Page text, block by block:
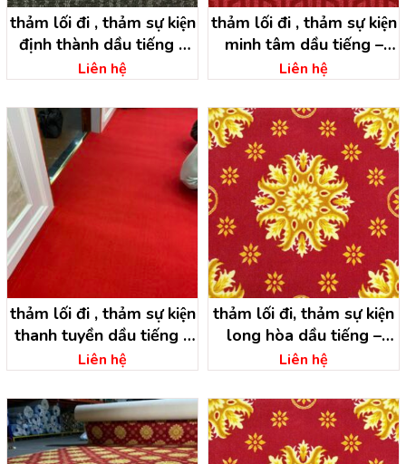
thảm lối đi , thảm sự kiện
định thành dầu tiếng –
bình dương
Liên hệ
thảm lối đi , thảm sự kiện
minh tâm dầu tiếng –
bình dương
Liên hệ
thảm lối đi , thảm sự kiện
thanh tuyền dầu tiếng –
bình dương
Liên hệ
thảm lối đi, thảm sự kiện
long hòa dầu tiếng –
bình dương
Liên hệ